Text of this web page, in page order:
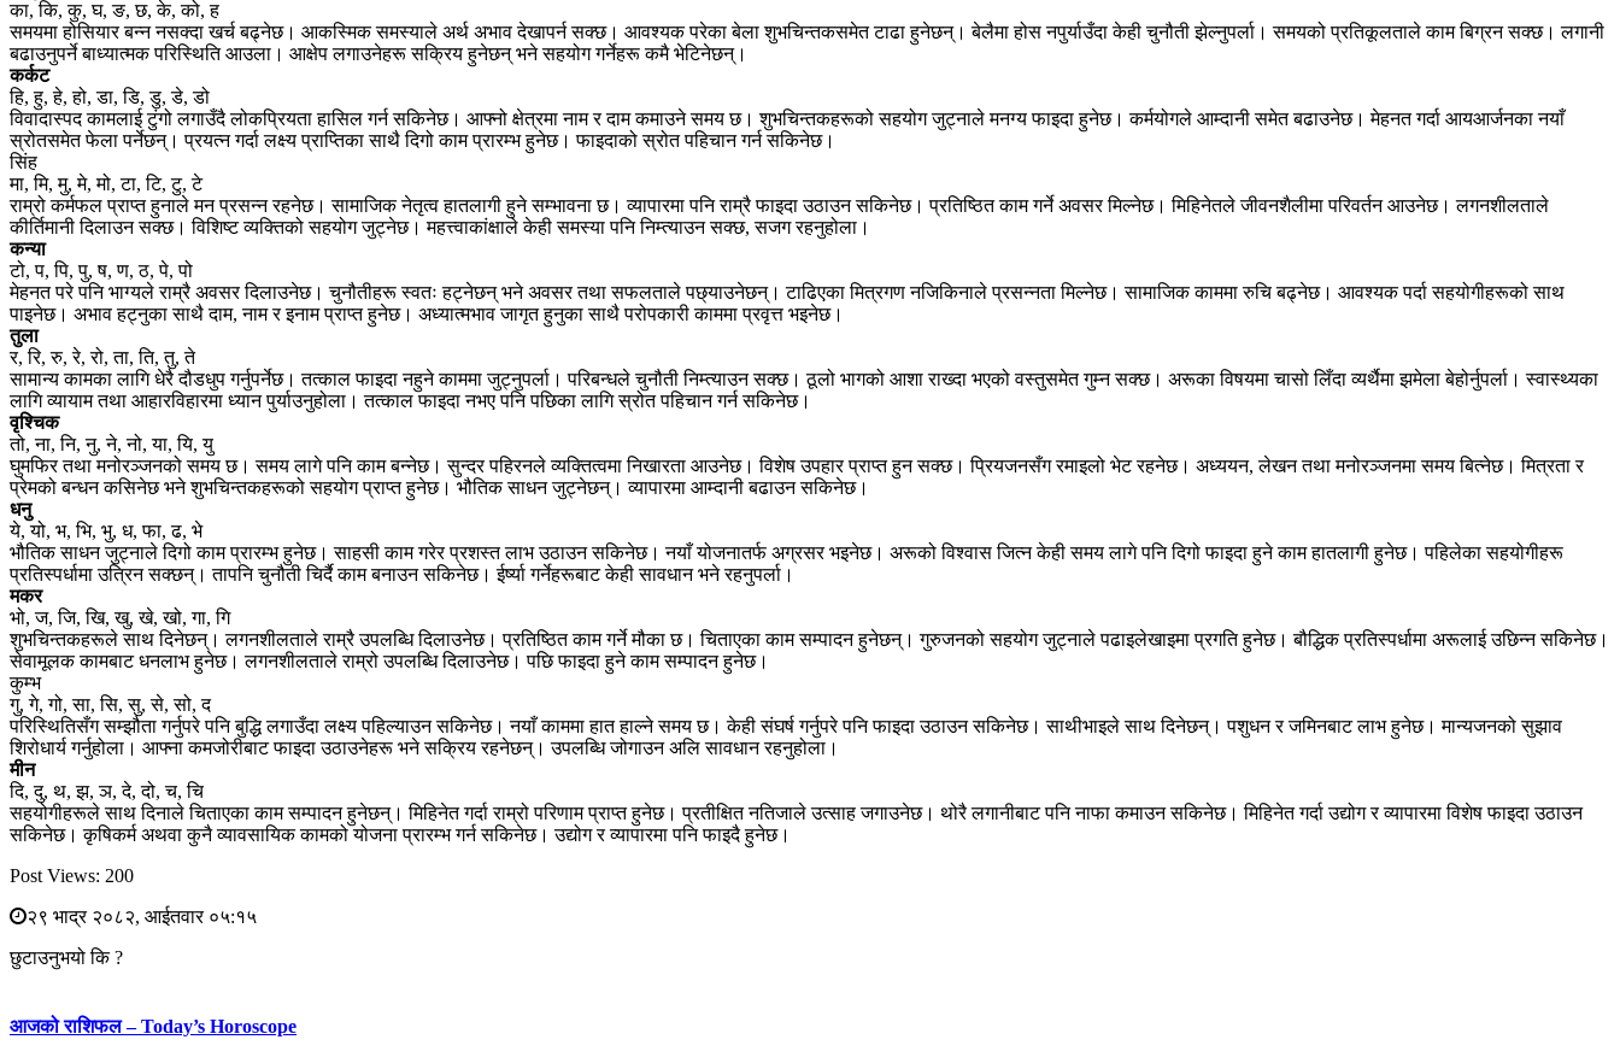
का, कि, कु, घ, ङ, छ, के, को, ह
समयमा होसियार बन्न नसक्दा खर्च बढ्नेछ। आकस्मिक समस्याले अर्थ अभाव देखापर्न सक्छ। आवश्यक परेका बेला शुभचिन्तकसमेत टाढा हुनेछन्। बेलैमा होस नपुर्याउँदा केही चुनौती झेल्नुपर्ला। समयको प्रतिकूलताले काम बिग्रन सक्छ। लगानी
बढाउनुपर्ने बाध्यात्मक परिस्थिति आउला। आक्षेप लगाउनेहरू सक्रिय हुनेछन् भने सहयोग गर्नेहरू कमै भेटिनेछन्।
कर्कट
हि, हु, हे, हो, डा, डि, डु, डे, डो
विवादास्पद कामलाई टुंगो लगाउँदै लोकप्रियता हासिल गर्न सकिनेछ। आफ्नो क्षेत्रमा नाम र दाम कमाउने समय छ। शुभचिन्तकहरूको सहयोग जुट्नाले मनग्य फाइदा हुनेछ। कर्मयोगले आम्दानी समेत बढाउनेछ। मेहनत गर्दा आयआर्जनका नयाँ
स्रोतसमेत फेला पर्नेछन्। प्रयत्न गर्दा लक्ष्य प्राप्तिका साथै दिगो काम प्रारम्भ हुनेछ। फाइदाको स्रोत पहिचान गर्न सकिनेछ।
सिंह
मा, मि, मु, मे, मो, टा, टि, टु, टे
राम्रो कर्मफल प्राप्त हुनाले मन प्रसन्न रहनेछ। सामाजिक नेतृत्व हातलागी हुने सम्भावना छ। व्यापारमा पनि राम्रै फाइदा उठाउन सकिनेछ। प्रतिष्ठित काम गर्ने अवसर मिल्नेछ। मिहिनेतले जीवनशैलीमा परिवर्तन आउनेछ। लगनशीलताले
कीर्तिमानी दिलाउन सक्छ। विशिष्ट व्यक्तिको सहयोग जुट्नेछ। महत्त्वाकांक्षाले केही समस्या पनि निम्त्याउन सक्छ, सजग रहनुहोला।
कन्या
टो, प, पि, पु, ष, ण, ठ, पे, पो
मेहनत परे पनि भाग्यले राम्रै अवसर दिलाउनेछ। चुनौतीहरू स्वतः हट्नेछन् भने अवसर तथा सफलताले पछ्याउनेछन्। टाढिएका मित्रगण नजिकिनाले प्रसन्नता मिल्नेछ। सामाजिक काममा रुचि बढ्नेछ। आवश्यक पर्दा सहयोगीहरूको साथ
पाइनेछ। अभाव हट्नुका साथै दाम, नाम र इनाम प्राप्त हुनेछ। अध्यात्मभाव जागृत हुनुका साथै परोपकारी काममा प्रवृत्त भइनेछ।
तुला
र, रि, रु, रे, रो, ता, ति, तु, ते
सामान्य कामका लागि धेरै दौडधुप गर्नुपर्नेछ। तत्काल फाइदा नहुने काममा जुट्नुपर्ला। परिबन्धले चुनौती निम्त्याउन सक्छ। ठूलो भागको आशा राख्दा भएको वस्तुसमेत गुम्न सक्छ। अरूका विषयमा चासो लिँदा व्यर्थैमा झमेला बेहोर्नुपर्ला। स्वास्थ्यका
लागि व्यायाम तथा आहारविहारमा ध्यान पुर्याउनुहोला। तत्काल फाइदा नभए पनि पछिका लागि स्रोत पहिचान गर्न सकिनेछ।
वृश्चिक
तो, ना, नि, नु, ने, नो, या, यि, यु
घुमफिर तथा मनोरञ्जनको समय छ। समय लागे पनि काम बन्नेछ। सुन्दर पहिरनले व्यक्तित्वमा निखारता आउनेछ। विशेष उपहार प्राप्त हुन सक्छ। प्रियजनसँग रमाइलो भेट रहनेछ। अध्ययन, लेखन तथा मनोरञ्जनमा समय बित्नेछ। मित्रता र
प्रेमको बन्धन कसिनेछ भने शुभचिन्तकहरूको सहयोग प्राप्त हुनेछ। भौतिक साधन जुट्नेछन्। व्यापारमा आम्दानी बढाउन सकिनेछ।
धनु
ये, यो, भ, भि, भु, ध, फा, ढ, भे
भौतिक साधन जुट्नाले दिगो काम प्रारम्भ हुनेछ। साहसी काम गरेर प्रशस्त लाभ उठाउन सकिनेछ। नयाँ योजनातर्फ अग्रसर भइनेछ। अरूको विश्वास जित्न केही समय लागे पनि दिगो फाइदा हुने काम हातलागी हुनेछ। पहिलेका सहयोगीहरू
प्रतिस्पर्धामा उत्रिन सक्छन्। तापनि चुनौती चिर्दै काम बनाउन सकिनेछ। ईर्ष्या गर्नेहरूबाट केही सावधान भने रहनुपर्ला।
मकर
भो, ज, जि, खि, खु, खे, खो, गा, गि
शुभचिन्तकहरूले साथ दिनेछन्। लगनशीलताले राम्रै उपलब्धि दिलाउनेछ। प्रतिष्ठित काम गर्ने मौका छ। चिताएका काम सम्पादन हुनेछन्। गुरुजनको सहयोग जुट्नाले पढाइलेखाइमा प्रगति हुनेछ। बौद्धिक प्रतिस्पर्धामा अरूलाई उछिन्न सकिनेछ।
सेवामूलक कामबाट धनलाभ हुनेछ। लगनशीलताले राम्रो उपलब्धि दिलाउनेछ। पछि फाइदा हुने काम सम्पादन हुनेछ।
कुम्भ
गु, गे, गो, सा, सि, सु, से, सो, द
परिस्थितिसँग सम्झौता गर्नुपरे पनि बुद्धि लगाउँदा लक्ष्य पहिल्याउन सकिनेछ। नयाँ काममा हात हाल्ने समय छ। केही संघर्ष गर्नुपरे पनि फाइदा उठाउन सकिनेछ। साथीभाइले साथ दिनेछन्। पशुधन र जमिनबाट लाभ हुनेछ। मान्यजनको सुझाव
शिरोधार्य गर्नुहोला। आफ्ना कमजोरीबाट फाइदा उठाउनेहरू भने सक्रिय रहनेछन्। उपलब्धि जोगाउन अलि सावधान रहनुहोला।
मीन
दि, दु, थ, झ, ञ, दे, दो, च, चि
सहयोगीहरूले साथ दिनाले चिताएका काम सम्पादन हुनेछन्। मिहिनेत गर्दा राम्रो परिणाम प्राप्त हुनेछ। प्रतीक्षित नतिजाले उत्साह जगाउनेछ। थोरै लगानीबाट पनि नाफा कमाउन सकिनेछ। मिहिनेत गर्दा उद्योग र व्यापारमा विशेष फाइदा उठाउन
सकिनेछ। कृषिकर्म अथवा कुनै व्यावसायिक कामको योजना प्रारम्भ गर्न सकिनेछ। उद्योग र व्यापारमा पनि फाइदै हुनेछ।
Post Views: 200
२९ भाद्र २०८२, आईतवार ०५:१५
छुटाउनुभयो कि ?
आजको राशिफल – Today’s Horoscope